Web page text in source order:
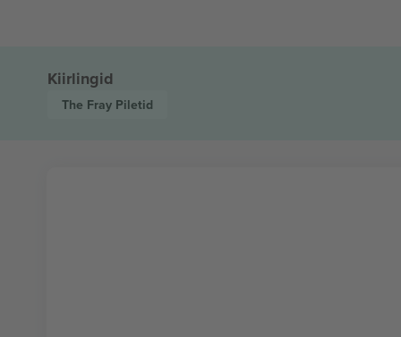
Kiirlingid
The Fray Piletid